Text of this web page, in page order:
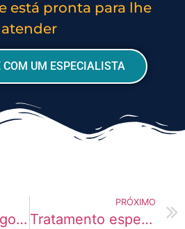
está pronta para lhe
atender
COM UM ESPECIALISTA
Pornografia engorda ou emagrece? Mitos e verdades
PRÓXIMO
Tratamento especializado para universitários com vício em Pornografia